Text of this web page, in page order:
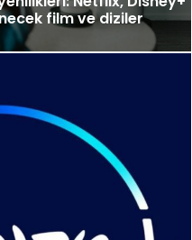
film ve diziler